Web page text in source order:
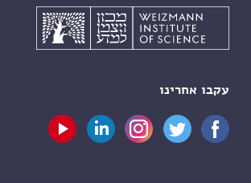
עקבו אחרינו